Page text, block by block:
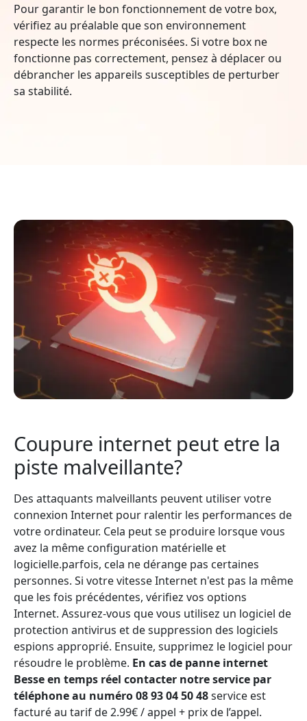
Pour garantir le bon fonctionnement de votre box,
vérifiez au préalable que son environnement
respecte les normes préconisées. Si votre box ne
fonctionne pas correctement, pensez à déplacer ou
débrancher les appareils susceptibles de perturber
sa stabilité.
Coupure internet peut etre la
piste malveillante?
Des attaquants malveillants peuvent utiliser votre
connexion Internet pour ralentir les performances de
votre ordinateur. Cela peut se produire lorsque vous
avez la même configuration matérielle et
logicielle.parfois, cela ne dérange pas certaines
personnes. Si votre vitesse Internet n'est pas la même
que les fois précédentes, vérifiez vos options
Internet. Assurez-vous que vous utilisez un logiciel de
protection antivirus et de suppression des logiciels
espions approprié. Ensuite, supprimez le logiciel pour
résoudre le problème. En cas de panne internet
Besse en temps réel contacter notre service par
téléphone au numéro 08 93 04 50 48service est
facturé au tarif de 2.99€ / appel + prix de l’appel.